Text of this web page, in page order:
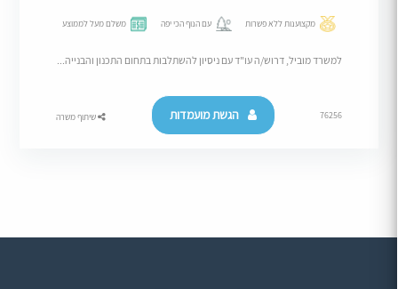
מקצוענות ללא פשרות עם הנוף הכי יפה משלם מעל לממוצע
למשרד מוביל, דרוש/ה עו"ד עם ניסיון להשתלבות בתחום התכנון והבנייה...
76256 הגשת מועמדות שיתוף משרה